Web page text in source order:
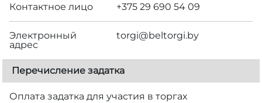
Контактное лицо +375 29 690 54 09
Электронный
адрес
torgi@beltorgi.by
Перечисление задатка
Оплата задатка для участия в торгах